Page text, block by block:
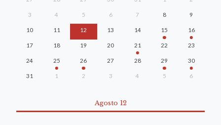
3 4 5 6 7 8 9
10 11 12 13 14 15 16
17 18 19 20 21 22 23
24 25 26 27 28 29 30
31 1 2 3 4 5 6
Agosto 12